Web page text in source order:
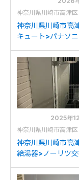
神奈川県川崎市高津区
神奈川県川崎市高
キュート>パナソ
SRT-MU60-Sか
ニックHE-
交換
2025年
神奈川県川崎市高津区
神奈川県川崎市高
給湯器>ノーリツ
2428SAWXから